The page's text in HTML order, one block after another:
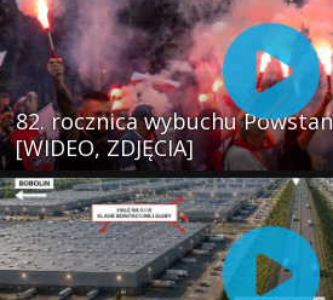
82. rocznica wybuchu
[WIDEO, ZDJĘCIA]